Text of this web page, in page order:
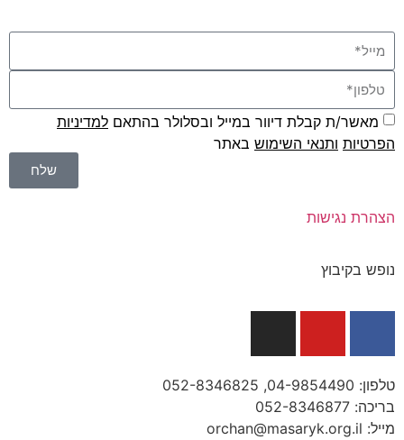
מאשר/ת קבלת דיוור במייל ובסלולר בהתאם למדיניות
הפרטיות ותנאי השימוש באתר
שלח
הצהרת נגישות
נופש בקיבוץ
טלפון: 04-9854490
, 052-8346825
בריכה: 052-8346877
מייל: orchan@masaryk.org.il